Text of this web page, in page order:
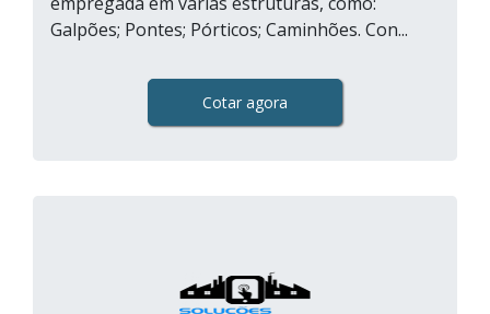
Galpões; Pontes; Pórticos; Caminhões. Con...
Cotar agora